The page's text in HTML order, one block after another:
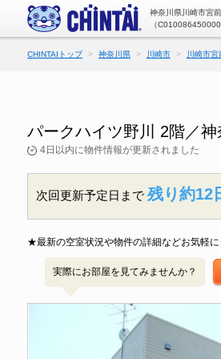
神奈川県川崎市宮
（
CHINTAIトップ 神奈川県 川崎市 川崎市
パークハイツ野川 2階／
4日以内に物件情報が更新されました
次回更新予定日まで 残り約12
★最新の空室状況や物件の詳細などお気軽
実際にお部屋を見てみませんか？